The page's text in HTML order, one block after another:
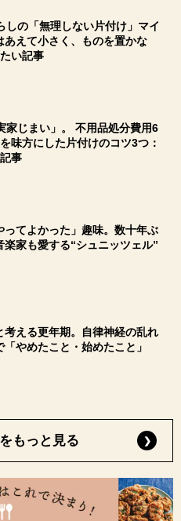
しの「無理しない片付け」マイ
あえて小さく、ものを置かな
い記事
家じまい」。 不用品処分費用6
味方にした片付けのコツ3つ：
事
ってよかった」趣味。数十年ぶ
楽家も愛する“シュニッツェル”
考える更年期。自律神経の乱れ
やめたこと・始めたこと」
もっと見る